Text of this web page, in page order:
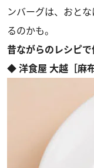
ンバーグは、おと
るのかも。
昔ながらのレシピ
◆ 洋食屋 大越［麻布